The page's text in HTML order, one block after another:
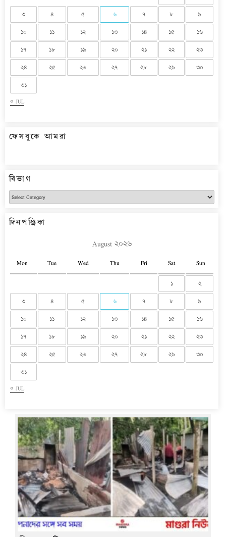
« JUL
৩ ৪ ৫ ৬ ৭ ৮ ৯
১০ ১১ ১২ ১৩ ১৪ ১৫ ১৬
১৭ ১৮ ১৯ ২০ ২১ ২২ ২৩
২৪ ২৫ ২৬ ২৭ ২৮ ২৯ ৩০
৩১
ফেসবুকে আমরা
বিভাগ
বিভাগ
দিনপঞ্জিকা
August ২০২৬
Mon Tue Wed Thu Fri Sat Sun
« JUL
১ ২
৩ ৪ ৫ ৬ ৭ ৮ ৯
১০ ১১ ১২ ১৩ ১৪ ১৫ ১৬
১৭ ১৮ ১৯ ২০ ২১ ২২ ২৩
২৪ ২৫ ২৬ ২৭ ২৮ ২৯ ৩০
৩১